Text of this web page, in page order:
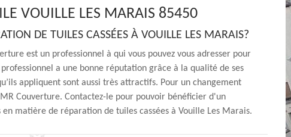
VOUILLE LES MARAIS 85450
DE TUILES CASSÉES À VOUILLE LES MARAIS?
est un professionnel à qui vous pouvez vous adresser pour
a une bonne réputation grâce à la qualité de ses
appliquent sont aussi très attractifs. Pour un changement
Couverture. Contactez-le pour pouvoir bénéficier d'un
matière de réparation de tuiles cassées à Vouille Les Marais.